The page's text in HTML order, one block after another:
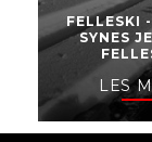
FELLESKI
SYNES
LES